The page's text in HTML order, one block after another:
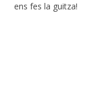
ens fes la guitza!